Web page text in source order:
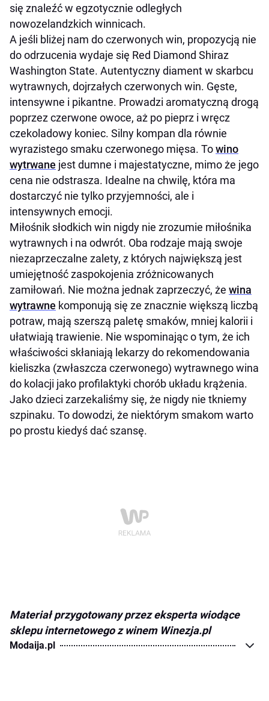
się znaleźć w egzotycznie odległych
nowozelandzkich winnicach.
A jeśli bliżej nam do czerwonych win, propozycją nie
do odrzucenia wydaje się Red Diamond Shiraz
Washington State. Autentyczny diament w skarbcu
wytrawnych, dojrzałych czerwonych win. Gęste,
intensywne i pikantne. Prowadzi aromatyczną drogą
poprzez czerwone owoce, aż po pieprz i wręcz
czekoladowy koniec. Silny kompan dla równie
wyrazistego smaku czerwonego mięsa. Towino
wytrwane jest dumne i majestatyczne, mimo że jego
cena nie odstrasza. Idealne na chwilę, która ma
dostarczyć nie tylko przyjemności, ale i
intensywnych emocji.
Miłośnik słodkich win nigdy nie zrozumie miłośnika
wytrawnych i na odwrót. Oba rodzaje mają swoje
niezaprzeczalne zalety, z których największą jest
umiejętność zaspokojenia zróżnicowanych
zamiłowań. Nie można jednak zaprzeczyć, że wina
wytrawne komponują się ze znacznie większą liczbą
potraw, mają szerszą paletę smaków, mniej kalorii i
ułatwiają trawienie. Nie wspominając o tym, że ich
właściwości skłaniają lekarzy do rekomendowania
kieliszka (zwłaszcza czerwonego) wytrawnego wina
do kolacji jako profilaktyki chorób układu krążenia.
Jako dzieci zarzekaliśmy się, że nigdy nie tkniemy
szpinaku. To dowodzi, że niektórym smakom warto
po prostu kiedyś dać szansę.
Materiał przygotowany przez eksperta wiodące
sklepu internetowego z winem Winezja.pl
Modaija.pl